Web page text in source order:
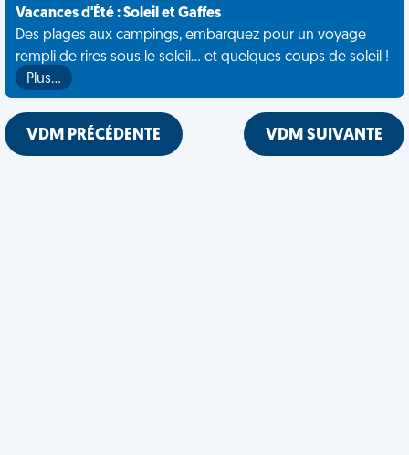
Vacances d'Été : Soleil et Gaffes
Des plages aux campings, embarquez pour un voyage
rempli de rires sous le soleil... et quelques coups de soleil !
Plus…
VDM PRÉCÉDENTE VDM SUIVANTE